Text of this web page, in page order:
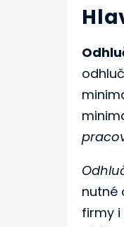
nutné
firmy